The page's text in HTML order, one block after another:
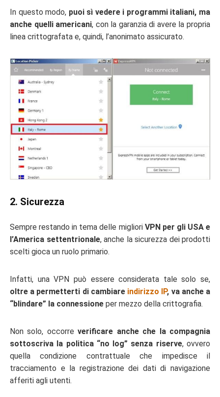
In questo modo, puoi sì vedere i programmi italiani, ma
anche quelli americani, con la garanzia di avere la propria
linea crittografata e, quindi, l’anonimato assicurato.
2. Sicurezza
Sempre restando in tema delle migliori VPN per gli USA e
l’America settentrionale, anche la sicurezza dei prodotti
scelti gioca un ruolo primario.
Infatti, una VPN può essere considerata tale solo se,
oltre a permetterti di cambiare indirizzo IP, va anche a
“blindare” la connessione per mezzo della crittografia.
Non solo, occorreverificare anche che la compagnia
sottoscriva la politica “no log” senza riserve, ovvero
quella condizione contrattuale che impedisce il
tracciamento e la registrazione dei dati di navigazione
afferiti agli utenti.